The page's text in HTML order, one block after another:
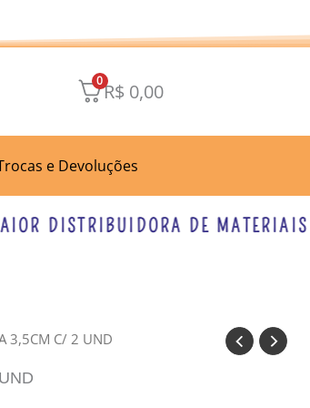
0R$ 0,00
e Devoluções
DE MATERIAIS
3,5CM C/ 2 UND